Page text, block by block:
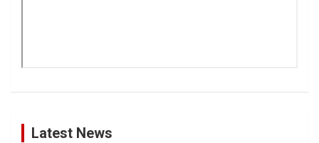
Latest News